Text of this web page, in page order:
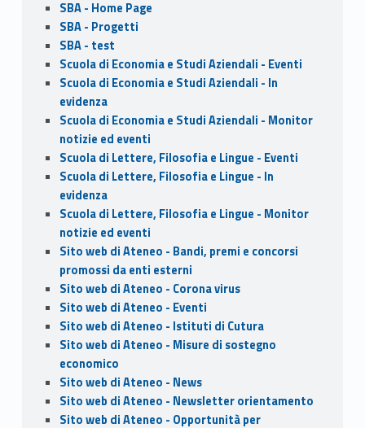
SBA - Home Page
SBA - Progetti
SBA - test
Scuola di Economia e Studi Aziendali - Eventi
Scuola di Economia e Studi Aziendali - In
evidenza
Scuola di Economia e Studi Aziendali - Monitor
notizie ed eventi
Scuola di Lettere, Filosofia e Lingue - Eventi
Scuola di Lettere, Filosofia e Lingue - In
evidenza
Scuola di Lettere, Filosofia e Lingue - Monitor
notizie ed eventi
Sito web di Ateneo - Bandi, premi e concorsi
promossi da enti esterni
Sito web di Ateneo - Corona virus
Sito web di Ateneo - Eventi
Sito web di Ateneo - Istituti di Cutura
Sito web di Ateneo - Misure di sostegno
economico
Sito web di Ateneo - News
Sito web di Ateneo - Newsletter orientamento
Sito web di Ateneo - Opportunità per